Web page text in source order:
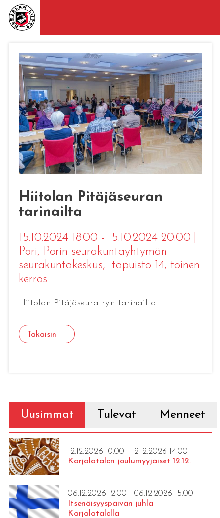
Hiitolan Pitäjäseuran
tarinailta
15.10.2024 18:00 - 15.10.2024 20:00
Pori, Porin seurakuntayhtymän
seurakuntakeskus, Itäpuisto 14, toinen
kerros
Hiitolan Pitäjäseura ry:n tarinailta
Takaisin
Uusimmat Tulevat Menneet
12.12.2026 10:00 - 12.12.2026 14:00
Karjalatalon joulumyyjäiset 12.12.
06.12.2026 12:00 - 06.12.2026 15:00
Itsenäisyyspäivän juhla
Karjalatalolla